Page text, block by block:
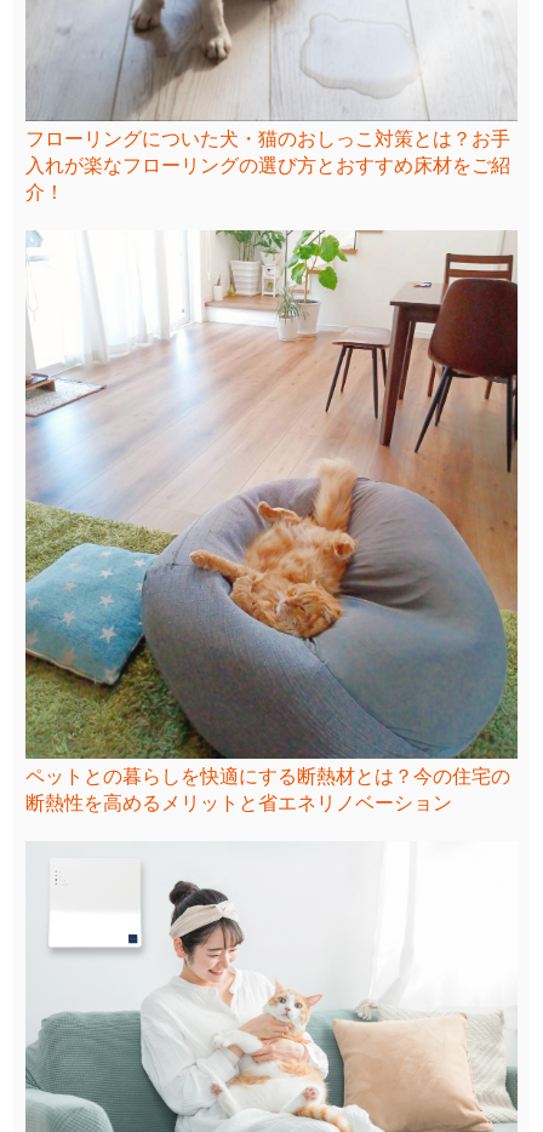
フローリングについた犬・猫のおしっこ対策とは？お手
入れが楽なフローリングの選び方とおすすめ床材をご紹
介！
ペットとの暮らしを快適にする断熱材とは？今の住宅の
断熱性を高めるメリットと省エネリノベーション